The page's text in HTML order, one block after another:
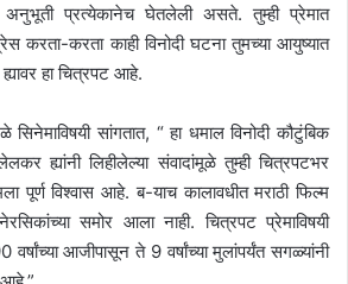
अनुभूती प्रत्येकानेच घेतलेली असते. तुम्ही प्रेमात
करता-करता काही विनोदी घटना तुमच्या आयुष्यात
हा चित्रपट आहे.
सिनेमाविषयी सांगतात, “ हा धमाल विनोदी कौटुंबिक
ह्यांनी लिहीलेल्या संवादांमूळे तुम्ही चित्रपटभर
पूर्ण विश्वास आहे. ब-याच कालावधीत मराठी फिल्म
समोर आला नाही. चित्रपट प्रेमाविषयी
आजीपासून ते 9 वर्षांच्या मुलांपर्यंत सगळ्यांनी